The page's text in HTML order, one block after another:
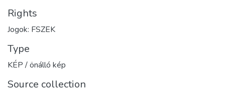
Rights
Jogok: FSZEK
Type
KÉP / önálló kép
Source collection